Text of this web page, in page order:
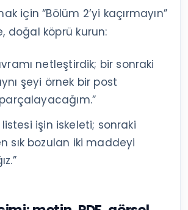
için “Bölüm 2’yi kaçırmayın”
doğal köprü kurun:
netleştirdik; bir sonraki
şeyi örnek bir post
listesi işin iskeleti; sonraki
sık bozulan iki maddeyi